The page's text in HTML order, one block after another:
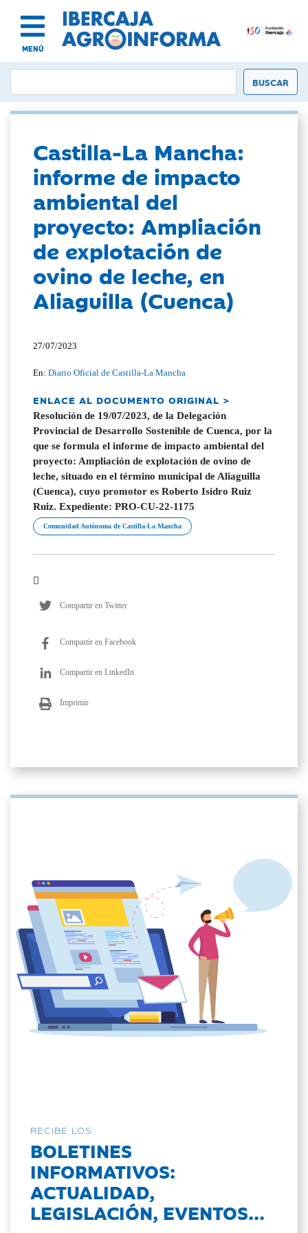
MENÚ
Castilla-La Mancha:
informe de impacto
ambiental del
proyecto: Ampliación
de explotación de
ovino de leche, en
Aliaguilla (Cuenca)
27/07/2023
En:Diario Oficial de Castilla-La Mancha
ENLACE AL DOCUMENTO ORIGINAL >
Resolución de 19/07/2023, de la Delegación
Provincial de Desarrollo Sostenible de Cuenca, por la
que se formula el informe de impacto ambiental del
proyecto: Ampliación de explotación de ovino de
leche, situado en el término municipal de Aliaguilla
(Cuenca), cuyo promotor es Roberto Isidro Ruiz
Ruiz. Expediente: PRO-CU-22-1175
Comunidad Autónoma de Castilla-La Mancha
Compartir en Twitter
Compartir en Facebook
Compartir en LinkedIn
Imprimir
RECIBE LOS
BOLETINES
INFORMATIVOS:
ACTUALIDAD,
LEGISLACIÓN, EVENTOS...